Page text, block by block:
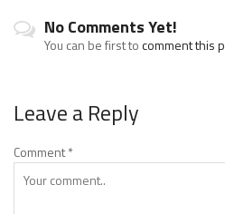
No Comments Yet!
You can be first tocomment this
Leave a Reply
Comment*